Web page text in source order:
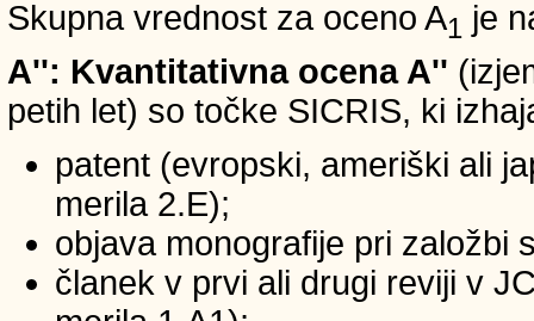
Skupna vrednost za oceno A1 je
A'': Kvantitativna ocena A''
petih let) so točke SICRIS, ki
patent (evropski, ameriški ali
merila 2.E);
objava monografije pri založbi
članek v prvi ali drugi reviji v